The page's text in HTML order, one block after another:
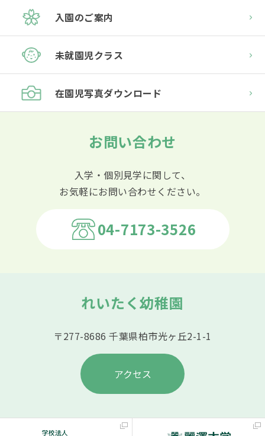
入園のご案内
未就園児クラス
在園児写真ダウンロード
お問い合わせ
入学・個別見学に関して、
お気軽にお問い合わせください。
04-7173-3526
れいたく幼稚園
〒277-8686 千葉県柏市光ヶ丘2-1-1
アクセス